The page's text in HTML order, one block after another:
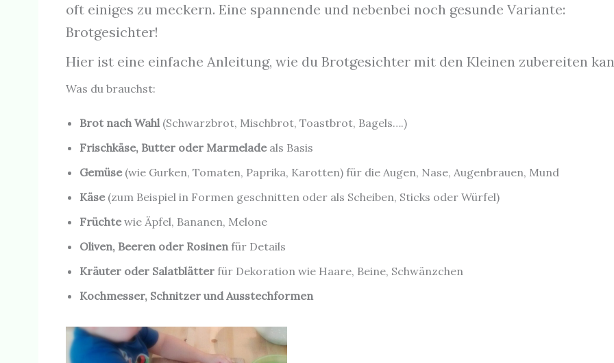
oft einiges zu meckern. Eine spannende und nebenbei noch gesunde Variante:
Brotgesichter!
Hier ist eine einfache Anleitung, wie du Brotgesichter mit den Kleinen zubereiten
Was du brauchst:
Brot nach Wahl (Schwarzbrot, Mischbrot, Toastbrot, Bagels….)
Frischkäse, Butter oder Marmeladeals Basis
Gemüse(wie Gurken, Tomaten, Paprika, Karotten) für die Augen, Nase, Augenbrauen, Mund
Käse(zum Beispiel in Formen geschnitten oder als Scheiben, Sticks oder Würfel)
Früchtewie Äpfel, Bananen, Melone
Oliven, Beeren oder Rosinenfür Details
Kräuter oder Salatblätter für Dekoration wie Haare, Beine, Schwänzchen
Kochmesser, Schnitzer und Ausstechformen